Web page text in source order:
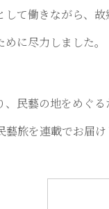
して働きながら、
に尽力しました。
民藝の地をめぐる
旅を連載でお届け